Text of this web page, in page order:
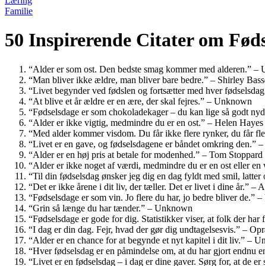
Familie
50 Inspirerende Citater om
“Alder er som ost. Den bedste smag kommer med alderen.” –
“Man bliver ikke ældre, man bliver bare bedre.” – Shirley
“Livet begynder ved fødslen og fortsætter med hver
“At blive et år ældre er en ære, der skal fejres.” – Unknown
“Fødselsdage er som chokoladekager – du kan lige så godt
“Alder er ikke vigtig, medmindre du er en ost.” – Helen Hayes
“Med alder kommer visdom. Du får ikke flere rynker, du får
“Livet er en gave, og fødselsdagene er båndet omkring den.”
“Alder er en høj pris at betale for modenhed.” – Tom Stoppard
“Alder er ikke noget af værdi, medmindre du er en ost eller
“Til din fødselsdag ønsker jeg dig en dag fyldt med smil,
“Det er ikke årene i dit liv, der tæller. Det er livet i dine år.” –
“Fødselsdage er som vin. Jo flere du har, jo bedre bliver de.”
“Grin så længe du har tænder.” – Unknown
“Fødselsdage er gode for dig. Statistikker viser, at folk der
“I dag er din dag. Fejr, hvad der gør dig undtagelsesvis.” –
“Alder er en chance for at begynde et nyt kapitel i dit liv.” –
“Hver fødselsdag er en påmindelse om, at du har gjort endnu
“Livet er en fødselsdag – i dag er dine gaver. Sørg for, at de